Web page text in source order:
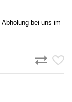
bei uns im